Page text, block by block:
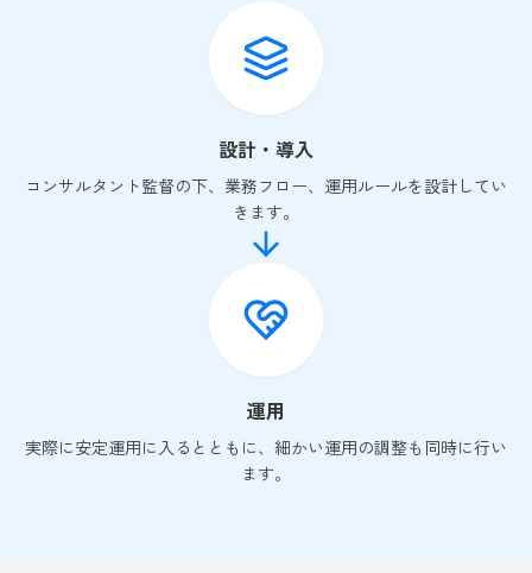
設計・導入
コンサルタント監督の下、業務フロー、運用ルールを設計してい
きます。
運用
実際に安定運用に入るとともに、細かい運用の調整も同時に行い
ます。